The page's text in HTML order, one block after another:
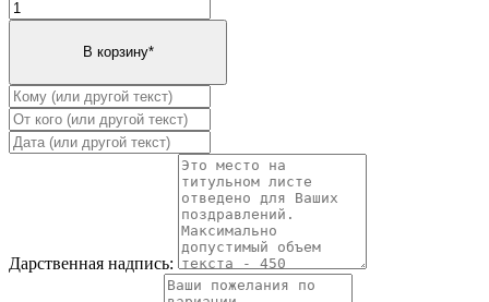
Дарственная надпись: